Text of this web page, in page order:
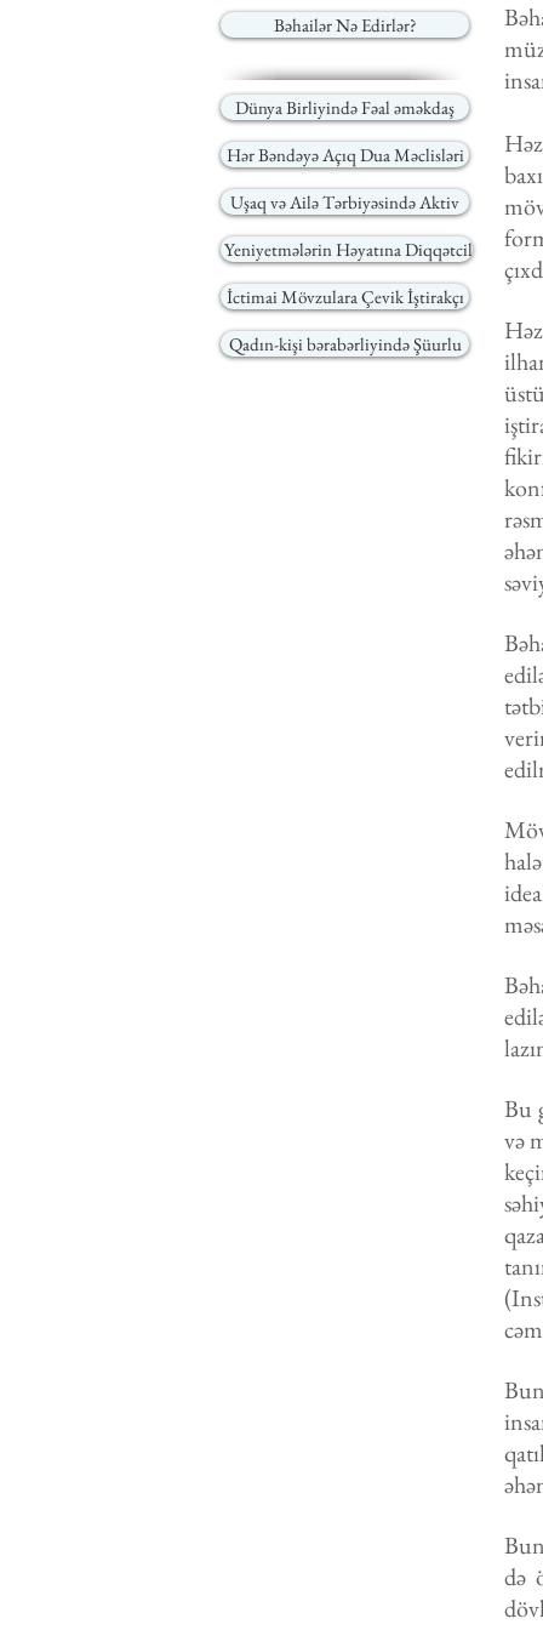
Bəhailər Nə Edirlər?
Dünya Birliyində Fəal əməkdaş
Hər Bəndəyə Açıq Dua Məclisləri
Uşaq və Ailə Tərbiyəsində Aktiv
Yeniyetmələrin Həyatına Diqqətcil
İctimai Mövzulara Çevik İştirakçı
Qadın-kişi bərabərliyində Şüurlu
Bu
və
də